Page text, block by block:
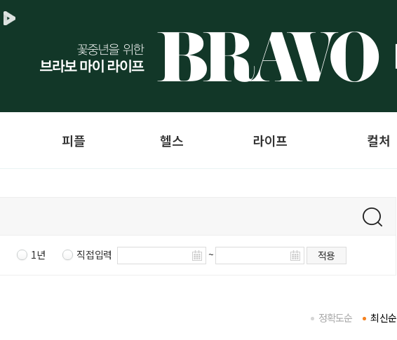
피플 헬스 라이프 컬처
1년 직접입력 ~ 적용
최신순
정확도순